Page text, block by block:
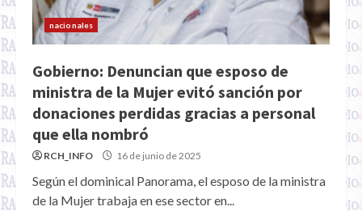
nacionales
Gobierno: Denuncian que esposo de
ministra de la Mujer evitó sanción por
donaciones perdidas gracias a personal
que ella nombró
RCH_INFO 16 de junio de 2025
Según el dominical Panorama, el esposo de la ministra
de la Mujer trabaja en ese sector en...